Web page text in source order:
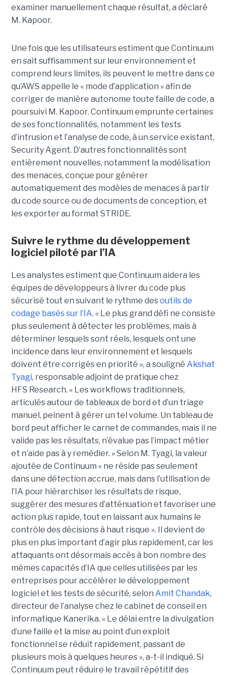
examiner manuellement chaque résultat, a déclaré
M. Kapoor.
Une fois que les utilisateurs estiment que Continuum
en sait suffisamment sur leur environnement et
comprend leurs limites, ils peuvent le mettre dans ce
qu’AWS appelle le « mode d’application » afin de
corriger de manière autonome toute faille de code, a
poursuivi M. Kapoor. Continuum emprunte certaines
de ses fonctionnalités, notamment les tests
d’intrusion et l’analyse de code, à un service existant,
Security Agent. D’autres fonctionnalités sont
entièrement nouvelles, notamment la modélisation
des menaces, conçue pour générer
automatiquement des modèles de menaces à partir
du code source ou de documents de conception, et
les exporter au format STRIDE.
Suivre le rythme du développement
logiciel piloté par l’IA
Les analystes estiment que Continuum aidera les
équipes de développeurs à livrer du code plus
sécurisé tout en suivant le rythme desoutils de
codage basés sur l’IA. « Le plus grand défi ne consiste
plus seulement à détecter les problèmes, mais à
déterminer lesquels sont réels, lesquels ont une
incidence dans leur environnement et lesquels
doivent être corrigés en priorité », a souligné Akshat
Tyagi, responsable adjoint de pratique chez
HFS Research. « Les workflows traditionnels,
articulés autour de tableaux de bord et d’un triage
manuel, peinent à gérer un tel volume. Un tableau de
bord peut afficher le carnet de commandes, mais il ne
valide pas les résultats, n’évalue pas l’impact métier
et n’aide pas à y remédier. »Selon M. Tyagi, la valeur
ajoutée de Continuum « ne réside pas seulement
dans une détection accrue, mais dans l’utilisation de
l’IA pour hiérarchiser les résultats de risque,
suggérer des mesures d’atténuation et favoriser une
action plus rapide, tout en laissant aux humains le
contrôle des décisions à haut risque ». Il devient de
plus en plus important d’agir plus rapidement, car les
attaquants ont désormais accès à bon nombre des
mêmes capacités d’IA que celles utilisées par les
entreprises pour accélérer le développement
logiciel et les tests de sécurité, selon Amit Chandak,
directeur de l’analyse chez le cabinet de conseil en
informatique Kanerika. « Le délai entre la divulgation
d’une faille et la mise au point d’un exploit
fonctionnel se réduit rapidement, passant de
plusieurs mois à quelques heures », a-t-il indiqué. Si
Continuum peut réduire le travail répétitif des